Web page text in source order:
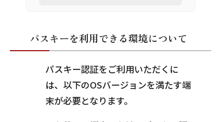
パスキーを利用できる環境について
パスキー認証をご利用いただくに
は、以下のOSバージョンを満たす端
末が必要となります。